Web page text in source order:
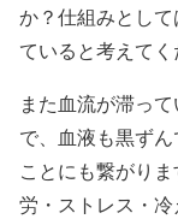
か？仕組みとし
ていると考えてく
また血流が滞っ
で、血液も黒ず
ことにも繋がり
労・ストレス・